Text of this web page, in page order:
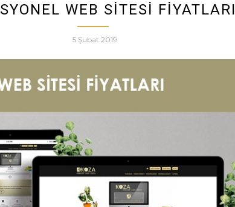
WEB SITESI FIYATLARI
5 Şubat 2019